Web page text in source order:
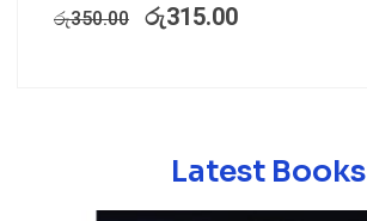
රු350.00 රු315.00
Latest Books